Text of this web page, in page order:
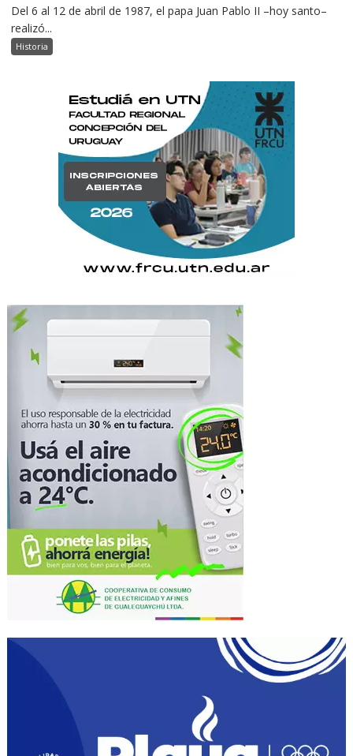
Del 6 al 12 de abril de 1987, el papa Juan Pablo II –hoy santo–
realizó...
Historia